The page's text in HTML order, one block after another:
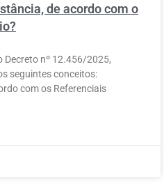
de acordo com o
Decreto nº 12.456/2025,
seguintes conceitos:
com os Referenciais